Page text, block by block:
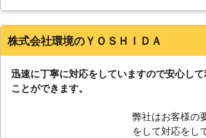
との掃除を頼み
ありましたら、
相談ください。 お家の掃除をプロに
た時間を自分の
とも可能です。
依頼をお待ちし
い方法で綺麗にしてくれていました。カビ
ましたが、本当になんにも無くなりピカピ
秋田県 秋田市
株式会社環境のＹＯＳＨＩＤＡ
迅速に丁寧に対応をしていますので安心して
ことができます。
弊社はお客様の
をして対応をし